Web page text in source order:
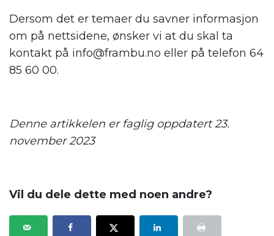
Dersom det er temaer du savner informasjon
om på nettsidene, ønsker vi at du skal ta
kontakt på info@frambu.no eller på telefon 64
85 60 00.
Denne artikkelen er faglig oppdatert 23.
november 2023
Vil du dele dette med noen andre?